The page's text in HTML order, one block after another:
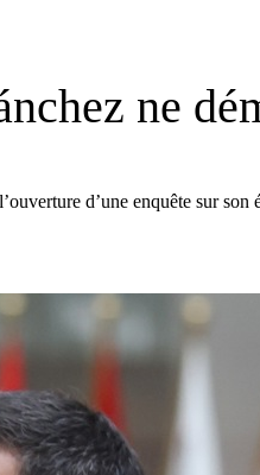
ne
d’une enquête sur